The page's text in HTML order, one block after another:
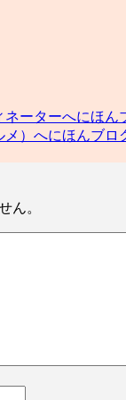
にほん
にほんブロ
ん。